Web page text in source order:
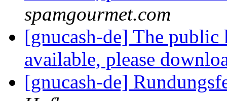
spamgourmet.com
[gnucash-de] The
available, please
[gnucash-de]